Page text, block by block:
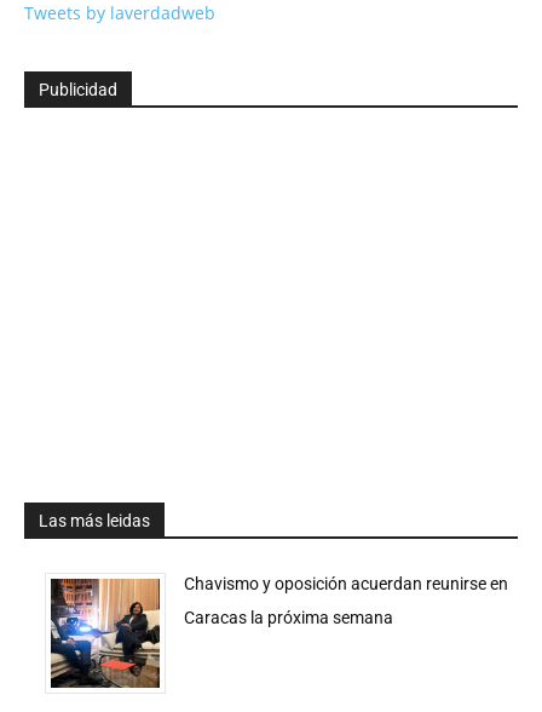
Tweets by laverdadweb
Publicidad
Las más leidas
Chavismo y oposición acuerdan reunirse en
Caracas la próxima semana